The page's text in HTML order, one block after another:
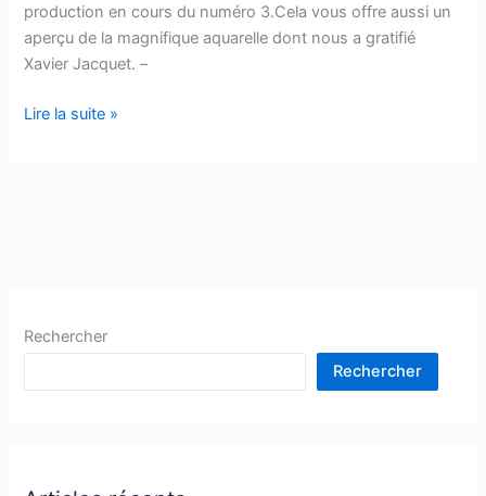
production en cours du numéro 3.Cela vous offre aussi un
aperçu de la magnifique aquarelle dont nous a gratifié
Xavier Jacquet. –
est
en
Lire la suite »
Rechercher
Rechercher